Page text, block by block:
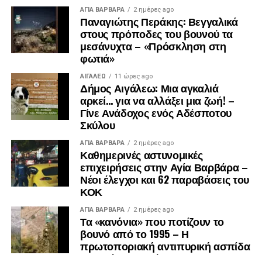
ΑΓΙΑ ΒΑΡΒΑΡΑ 2 ημέρες ago
Παναγιώτης Περάκης: Βεγγαλικά
στους πρόποδες του βουνού τα
μεσάνυχτα – «Πρόσκληση στη
φωτιά»
ΑΙΓΑΛΕΩ 11 ώρες ago
Δήμος Αιγάλεω: Μια αγκαλιά
αρκεί… για να αλλάξει μια ζωή! –
Γίνε Ανάδοχος ενός Αδέσποτου
Σκύλου
ΑΓΙΑ ΒΑΡΒΑΡΑ 2 ημέρες ago
Καθημερινές αστυνομικές
επιχειρήσεις στην Αγία Βαρβάρα –
Νέοι έλεγχοι και 62 παραβάσεις του
ΚΟΚ
ΑΓΙΑ ΒΑΡΒΑΡΑ 2 ημέρες ago
Τα «κανόνια» που ποτίζουν το
βουνό από το 1995 – Η
πρωτοποριακή αντιπυρική ασπίδα